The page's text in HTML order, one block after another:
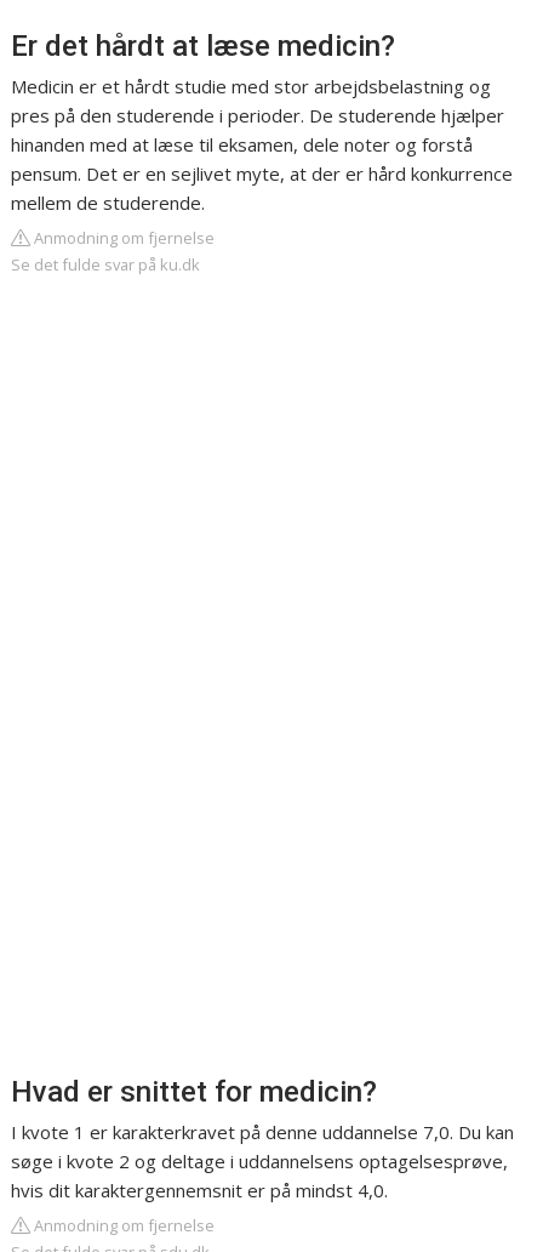
Er det hårdt at læse medicin?
Medicin er et hårdt studie med stor arbejdsbelastning og
pres på den studerende i perioder. De studerende hjælper
hinanden med at læse til eksamen, dele noter og forstå
pensum. Det er en sejlivet myte, at der er hård konkurrence
mellem de studerende.
Anmodning om fjernelse
Se det fulde svar på ku.dk
Hvad er snittet for medicin?
I kvote 1 er karakterkravet på denne uddannelse 7,0. Du kan
søge i kvote 2 og deltage i uddannelsens optagelsesprøve,
hvis dit karaktergennemsnit er på mindst 4,0.
Anmodning om fjernelse